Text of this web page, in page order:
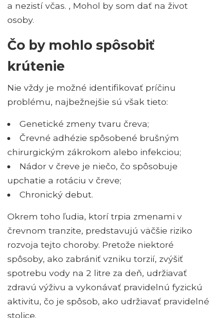
a nezistí včas. , Mohol by som dať na život
osoby.
Čo by mohlo spôsobiť
krútenie
Nie vždy je možné identifikovať príčinu
problému, najbežnejšie sú však tieto:
Genetické zmeny tvaru čreva;
Črevné adhézie spôsobené brušným
chirurgickým zákrokom alebo infekciou;
Nádor v čreve je niečo, čo spôsobuje
upchatie a rotáciu v čreve;
Chronický debut.
Okrem toho ľudia, ktorí trpia zmenami v
črevnom tranzite, predstavujú väčšie riziko
rozvoja tejto choroby. Pretože niektoré
spôsoby, ako zabrániť vzniku torzií, zvýšiť
spotrebu vody na 2 litre za deň, udržiavať
zdravú výživu a vykonávať pravidelnú fyzickú
aktivitu, čo je spôsob, ako udržiavať pravidelné
stolice.